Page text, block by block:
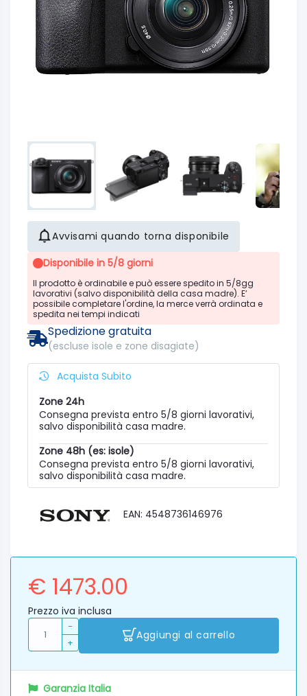
Avvisami quando torna disponibile
Disponibile in 5/8 giorni
Il prodotto è ordinabile e può essere spedito in 5/8gg
lavorativi (salvo disponibilità della casa madre). E’
possibile completare l'ordine, la merce verrà ordinata e
spedita nei tempi indicati
Spedizione gratuita
(escluse isole e zone disagiate)
Acquista Subito
Zone 24h
Consegna prevista entro 5/8 giorni lavorativi,
salvo disponibilità casa madre.
Zone 48h (es: isole)
Consegna prevista entro 5/8 giorni lavorativi,
salvo disponibilità casa madre.
EAN: 4548736146976
€ 1473.00
Prezzo iva inclusa
-
+
Aggiungi al carrello
Garanzia Italia